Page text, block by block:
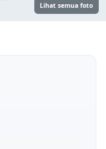
Lihat semua foto